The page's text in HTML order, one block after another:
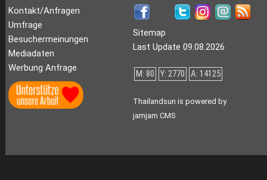
Kontakt/Anfragen
Umfrage
Besuchermeinungen
Mediadaten
Werbung Anfrage
Sitemap
Last Update 09.08.2026
M: 80 Y: 2770 A: 14125
Thailandsun is powered by
jamjam CMS